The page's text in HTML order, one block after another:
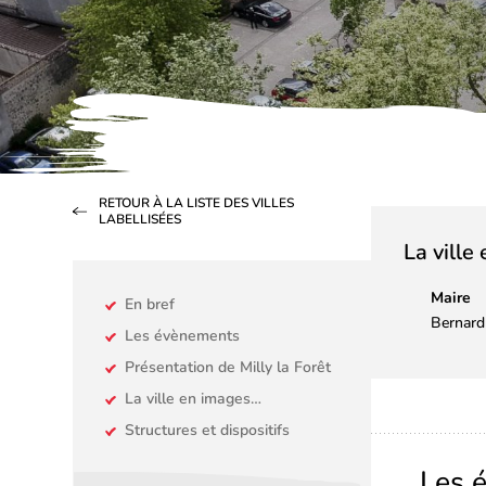
La ville
Maire
En bref
Les évènements
Présentation de Milly la Forêt
La ville en images…
Structures et dispositifs
RETOUR À LA LISTE DES VILLES
LABELLISÉES